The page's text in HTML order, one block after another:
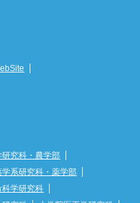
研究科・農学部
学系研究科・薬学部
科学研究科